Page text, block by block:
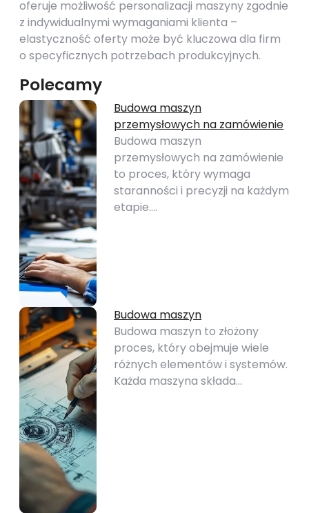
oferuje możliwość personalizacji maszyny zgodnie
z indywidualnymi wymaganiami klienta –
elastyczność oferty może być kluczowa dla firm
o specyficznych potrzebach produkcyjnych.
Polecamy
Budowa maszyn
przemysłowych na zamówienie
Budowa maszyn
przemysłowych na zamówienie
to proces, który wymaga
staranności i precyzji na każdym
etapie.…
Budowa maszyn
Budowa maszyn to złożony
proces, który obejmuje wiele
różnych elementów i systemów.
Każda maszyna składa…